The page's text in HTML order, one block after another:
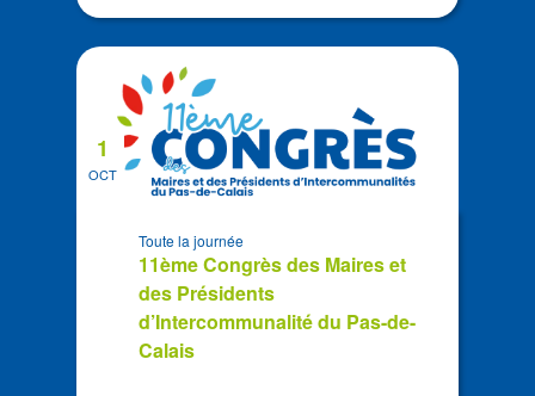
OCT
1
11ème Congrès des Maires et
des Présidents
d’Intercommunalité du Pas-de-
Calais
Toute la journée